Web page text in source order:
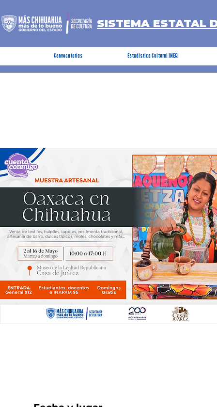
SISTEMA ESTATAL
Convocatorias Estadística Cultural INEGI